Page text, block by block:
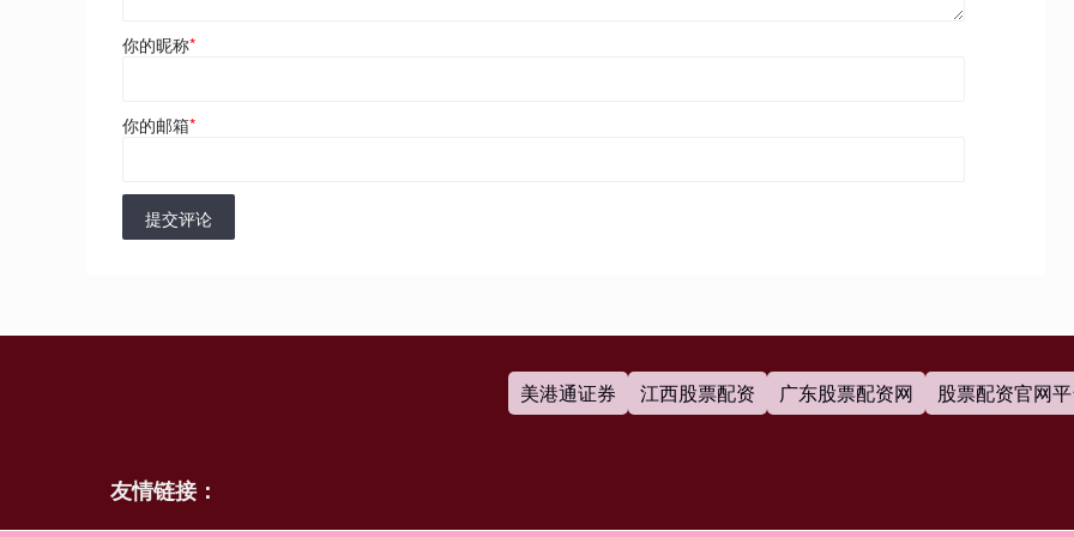
你的昵称*
你的邮箱*
提交评论
美港通证券 江西股票配资 广东股票配资网 股票配资官网
友情链接：